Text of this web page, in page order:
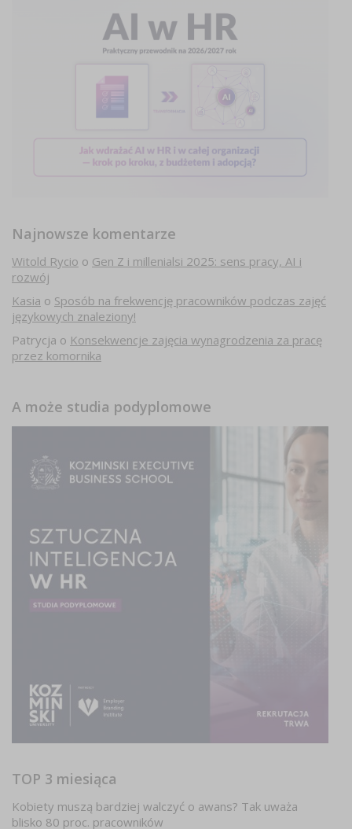
Najnowsze komentarze
Witold Rycio o Gen Z i millenialsi 2025: sens pracy, AI i
rozwój
Kasia o Sposób na frekwencję pracowników podczas zajęć
językowych znaleziony!
Patrycja o Konsekwencje zajęcia wynagrodzenia za pracę
przez komornika
A może studia podyplomowe
TOP 3 miesiąca
Kobiety muszą bardziej walczyć o awans? Tak uważa
blisko 80 proc. pracowników